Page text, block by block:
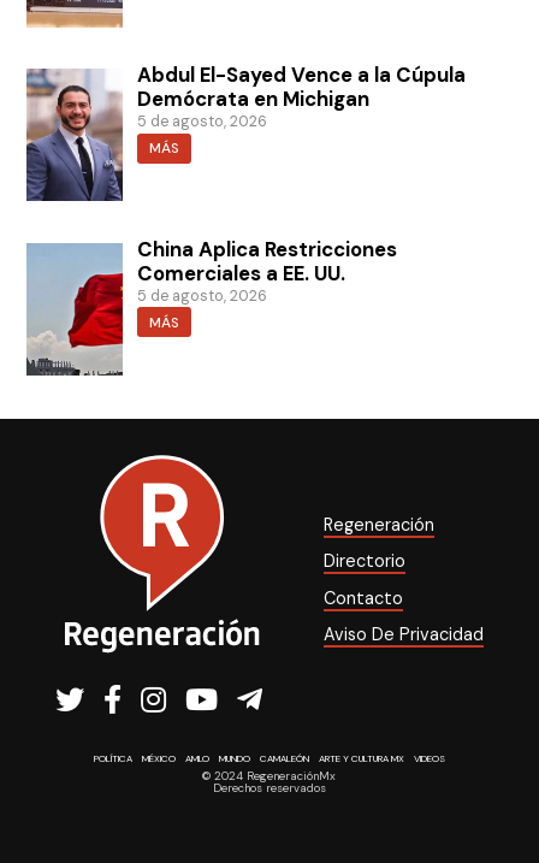
Abdul El-Sayed Vence a la Cúpula
Demócrata en Michigan
5 de agosto, 2026
MÁS
China Aplica Restricciones
Comerciales a EE. UU.
5 de agosto, 2026
MÁS
Regeneración
Directorio
Contacto
Aviso De Privacidad
POLÍTICA MÉXICO AMLO MUNDO CAMALEÓN ARTE Y CULTURA MX VIDEOS
© 2024 RegeneraciónMx
Derechos reservados